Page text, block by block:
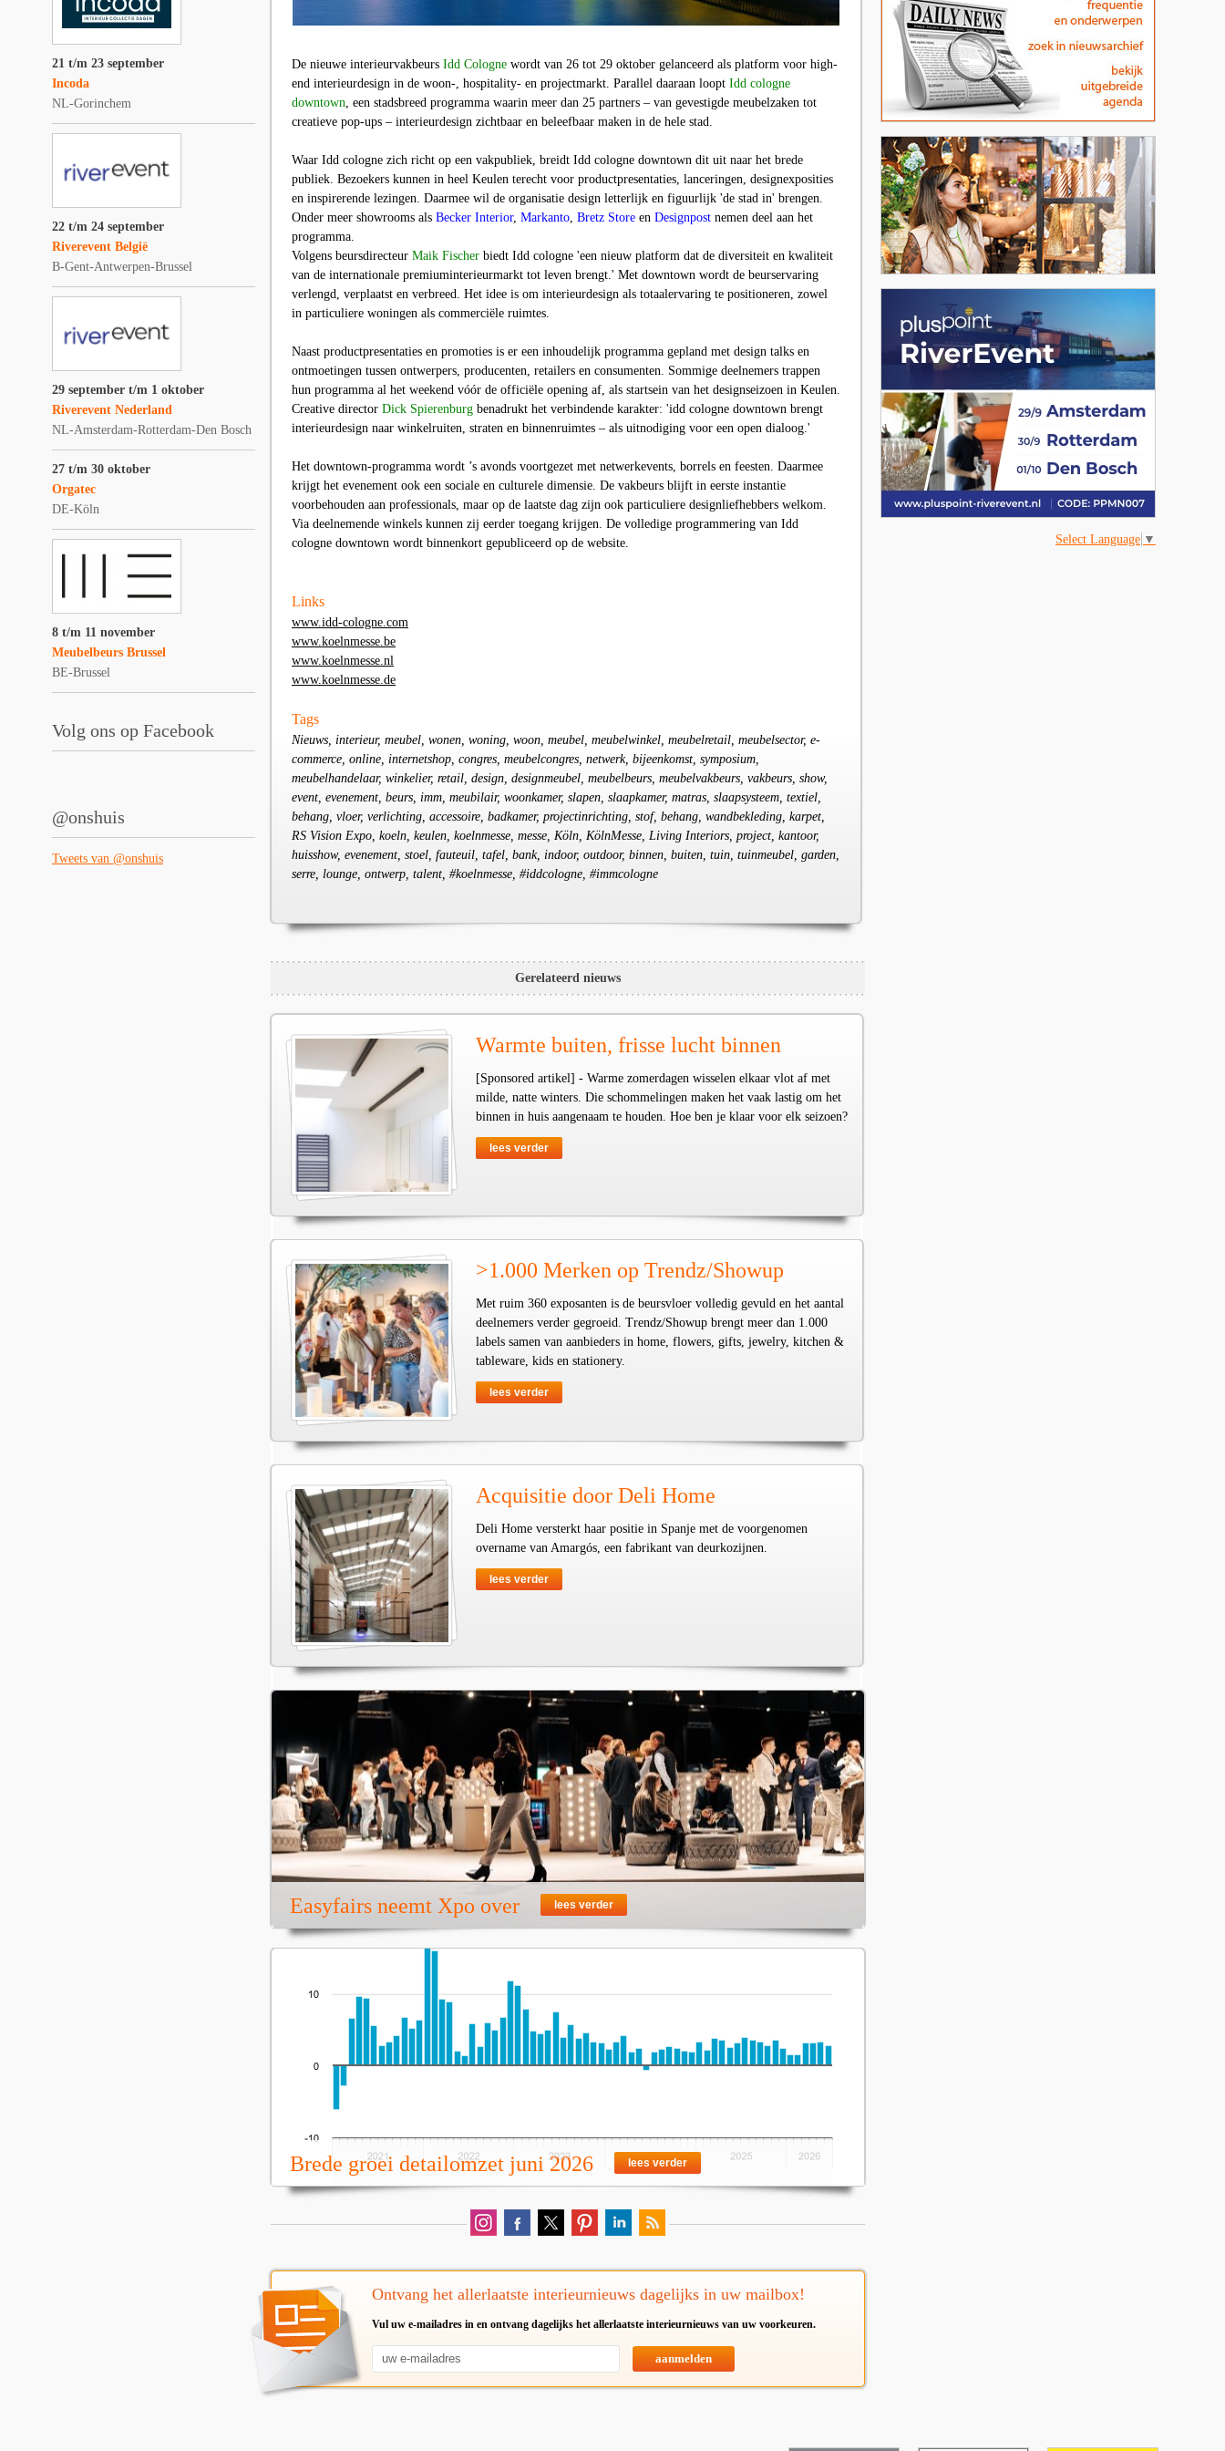
21 t/m 23 september
Incoda
NL-Gorinchem
22 t/m 24 september
Riverevent België
B-Gent-Antwerpen-Brussel
29 september t/m 1 oktober
Riverevent Nederland
NL-Amsterdam-Rotterdam-Den Bosch
27 t/m 30 oktober
Orgatec
DE-Köln
8 t/m 11 november
Meubelbeurs Brussel
BE-Brussel
Volg ons op Facebook
@onshuis
Tweets van @onshuis
De nieuwe interieurvakbeurs Idd Cologne wordt van 26 tot 29 oktober gelanceerd als platform voor high-
end interieurdesign in de woon-, hospitality- en projectmarkt. Parallel daaraan loopt Idd cologne
downtown, een stadsbreed programma waarin meer dan 25 partners – van gevestigde meubelzaken tot
creatieve pop-ups – interieurdesign zichtbaar en beleefbaar maken in de hele stad.
Waar Idd cologne zich richt op een vakpubliek, breidt Idd cologne downtown dit uit naar het brede
publiek. Bezoekers kunnen in heel Keulen terecht voor productpresentaties, lanceringen, designexposities
en inspirerende lezingen. Daarmee wil de organisatie design letterlijk en figuurlijk 'de stad in' brengen.
Onder meer showrooms als Becker Interior, Markanto, Bretz Store en Designpost nemen deel aan het
programma.
Volgens beursdirecteur Maik Fischer biedt Idd cologne 'een nieuw platform dat de diversiteit en kwaliteit
van de internationale premiuminterieurmarkt tot leven brengt.' Met downtown wordt de beurservaring
verlengd, verplaatst en verbreed. Het idee is om interieurdesign als totaalervaring te positioneren, zowel
in particuliere woningen als commerciële ruimtes.
Naast productpresentaties en promoties is er een inhoudelijk programma gepland met design talks en
ontmoetingen tussen ontwerpers, producenten, retailers en consumenten. Sommige deelnemers trappen
hun programma al het weekend vóór de officiële opening af, als startsein van het designseizoen in Keulen.
Creative director Dick Spierenburg benadrukt het verbindende karakter: 'idd cologne downtown brengt
interieurdesign naar winkelruiten, straten en binnenruimtes – als uitnodiging voor een open dialoog.'
Het downtown-programma wordt ’s avonds voortgezet met netwerkevents, borrels en feesten. Daarmee
krijgt het evenement ook een sociale en culturele dimensie. De vakbeurs blijft in eerste instantie
voorbehouden aan professionals, maar op de laatste dag zijn ook particuliere designliefhebbers welkom.
Via deelnemende winkels kunnen zij eerder toegang krijgen. De volledige programmering van Idd
cologne downtown wordt binnenkort gepubliceerd op de website.
Links
www.idd-cologne.com
www.koelnmesse.be
www.koelnmesse.nl
www.koelnmesse.de
Tags
Nieuws, interieur, meubel, wonen, woning, woon, meubel, meubelwinkel, meubelretail, meubelsector, e-
commerce, online, internetshop, congres, meubelcongres, netwerk, bijeenkomst, symposium,
meubelhandelaar, winkelier, retail, design, designmeubel, meubelbeurs, meubelvakbeurs, vakbeurs, show,
event, evenement, beurs, imm, meubilair, woonkamer, slapen, slaapkamer, matras, slaapsysteem, textiel,
behang, vloer, verlichting, accessoire, badkamer, projectinrichting, stof, behang, wandbekleding, karpet,
RS Vision Expo, koeln, keulen, koelnmesse, messe, Köln, KölnMesse, Living Interiors, project, kantoor,
huisshow, evenement, stoel, fauteuil, tafel, bank, indoor, outdoor, binnen, buiten, tuin, tuinmeubel, garden,
serre, lounge, ontwerp, talent, #koelnmesse, #iddcologne, #immcologne
Gerelateerd nieuws
Warmte buiten, frisse lucht binnen
[Sponsored artikel] - Warme zomerdagen wisselen elkaar vlot af met
milde, natte winters. Die schommelingen maken het vaak lastig om het
binnen in huis aangenaam te houden. Hoe ben je klaar voor elk seizoen?
lees verder
>1.000 Merken op Trendz/Showup
Met ruim 360 exposanten is de beursvloer volledig gevuld en het aantal
deelnemers verder gegroeid. Trendz/Showup brengt meer dan 1.000
labels samen van aanbieders in home, flowers, gifts, jewelry, kitchen &
tableware, kids en stationery.
lees verder
Acquisitie door Deli Home
Deli Home versterkt haar positie in Spanje met de voorgenomen
overname van Amargós, een fabrikant van deurkozijnen.
lees verder
Easyfairs neemt Xpo over lees verder
Brede groei detailomzet juni 2026 lees verder
Ontvang het allerlaatste interieurnieuws dagelijks in uw mailbox!
Vul uw e-mailadres in en ontvang dagelijks het allerlaatste interieurnieuws van uw voorkeuren.
aanmelden
Select Language ▼